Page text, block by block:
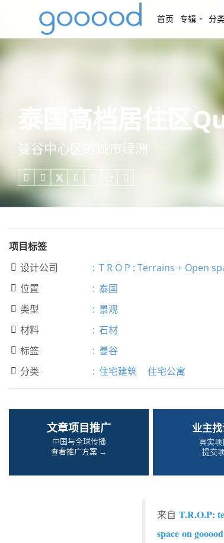
首页 专辑 分
泰国高档居住区
曼谷中心区的城市绿洲
   
项目标签
 设计公司 : T R O P : Terrains + Open
 位置 : 泰国
 类型 : 景观
 材料 : 石材
 标签 : 曼谷
 分类 : 住宅建筑 住宅公寓
文章项目推广
中国与全球传播
查看推广方案 →
业主
真实
提交
来自 T.R.O.P:
space on gooood